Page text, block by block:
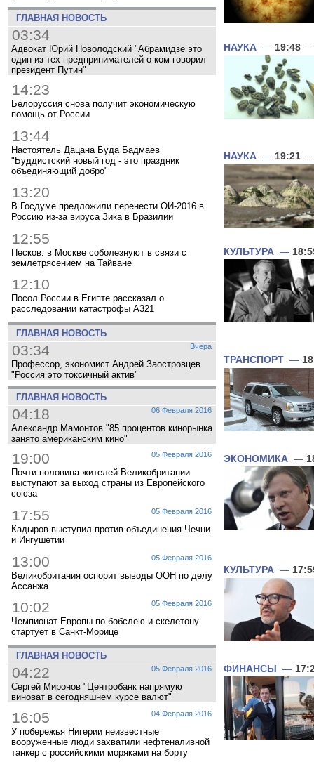
ГЛАВНАЯ НОВОСТЬ
03:34
Адвокат Юрий Новолодский "Абрамидзе это
один из тех предпринимателей о ком говорил
президент Путин"
14:23
Белоруссия снова получит экономическую
помощь от России
13:44
Настоятель Дацана Буда Бадмаев
"Буддистский новый год - это праздник
объединяющий добро"
13:20
В Госдуме предложили перенести ОИ-2016 в
Россию из-за вируса Зика в Бразилии
12:55
Песков: в Москве соболезнуют в связи с
землетрясением на Тайване
12:10
Посол России в Египте рассказал о
расследовании катастрофы A321
ГЛАВНАЯ НОВОСТЬ
Вчера
03:34
Профессор, экономист Андрей Заостровцев
"Россия это токсичный актив"
ГЛАВНАЯ НОВОСТЬ
06 Февраля 2016
04:18
Александр Мамонтов "85 процентов кинорынка
занято американским кино"
05 Февраля 2016
19:00
Почти половина жителей Великобритании
выступают за выход страны из Европейского
союза
05 Февраля 2016
17:55
Кадыров выступил против объединения Чечни
и Ингушетии
05 Февраля 2016
13:00
Великобритания оспорит выводы ООН по делу
Ассанжа
05 Февраля 2016
10:02
Чемпионат Европы по бобслею и скелетону
стартует в Санкт-Морице
ГЛАВНАЯ НОВОСТЬ
05 Февраля 2016
04:22
Сергей Миронов "Центробанк напрямую
виноват в сегодняшнем курсе валют"
04 Февраля 2016
16:05
У побережья Нигерии неизвестные
вооруженные люди захватили нефтеналивной
танкер с российскими моряками на борту
НАУКА — 19:48 —
НАУКА — 19:21 —
КУЛЬТУРА —
ТРАНСПОРТ —
ЭКОНОМИКА —
КУЛЬТУРА —
ФИНАНСЫ —